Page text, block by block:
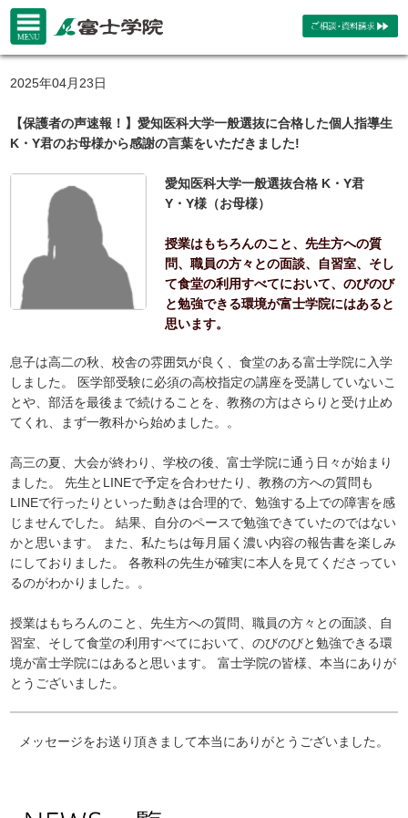
2025年04月23日
【保護者の声速報！】愛知医科大学一般選抜に合格した個人指導生
K・Y君のお母様から感謝の言葉をいただきました!
愛知医科大学一般選抜合格 K・Y君
Y・Y様（お母様）
授業はもちろんのこと、先生方への質
問、職員の方々との面談、自習室、そし
て食堂の利用すべてにおいて、のびのび
と勉強できる環境が富士学院にはあると
思います。
息子は高二の秋、校舎の雰囲気が良く、食堂のある富士学院に入学
しました。 医学部受験に必須の高校指定の講座を受講していないこ
とや、部活を最後まで続けることを、教務の方はさらりと受け止め
てくれ、まず一教科から始めました。。
高三の夏、大会が終わり、学校の後、富士学院に通う日々が始まり
ました。 先生とLINEで予定を合わせたり、教務の方への質問も
LINEで行ったりといった動きは合理的で、勉強する上での障害を感
じませんでした。 結果、自分のペースで勉強できていたのではない
かと思います。 また、私たちは毎月届く濃い内容の報告書を楽しみ
にしておりました。 各教科の先生が確実に本人を見てくださってい
るのがわかりました。。
授業はもちろんのこと、先生方への質問、職員の方々との面談、自
習室、そして食堂の利用すべてにおいて、のびのびと勉強できる環
境が富士学院にはあると思います。 富士学院の皆様、本当にありが
とうございました。
メッセージをお送り頂きまして本当にありがとうございました。